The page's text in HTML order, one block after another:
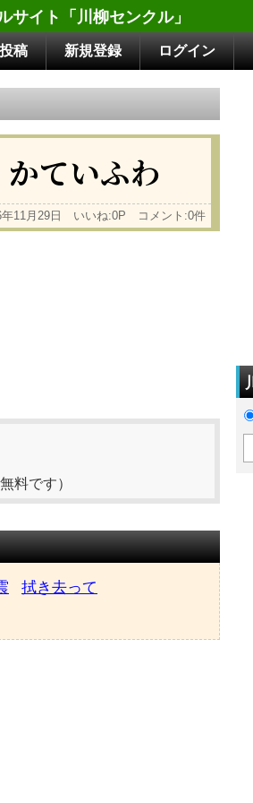
サイト「川柳センクル」
稿 新規登録 ログイン
ていふわ
年11月29日 いいね:0P コメント:0件
料です）
拭き去って